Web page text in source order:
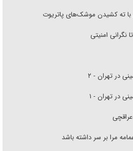
با ته کشیدن موشک‌های پاتریوت
نگرانی امنیتی
در تهران - ۲
در تهران - ۱
عراقچی
مرا بر سر داشته باشد